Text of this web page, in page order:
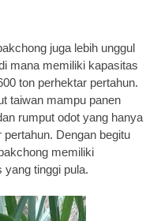
juga lebih unggul
mana memiliki kapasitas
ton perhektar pertahun.
taiwan mampu panen
rumput odot yang hanya
Dengan begitu
memiliki
yang tinggi pula.